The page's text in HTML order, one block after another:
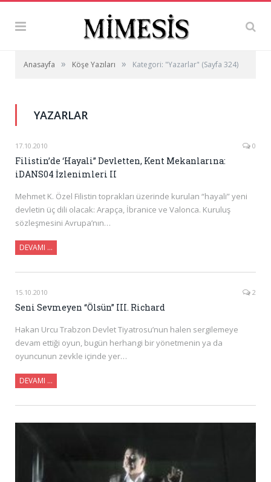
Anasayfa » Köşe Yazıları » Kategori: "Yazarlar" (Sayfa 324)
YAZARLAR
17.10.2010 0
Filistin’de ‘Hayali” Devletten, Kent Mekanlarına:
iDANS04 İzlenimleri II
Mehmet K. Özel Filistin toprakları üzerinde kurulan “hayali” yeni
devletin üç dili olacak: Arapça, İbranice ve Valonca. Kuruluş
sözleşmesini Avrupa’nın…
DEVAMI …
15.10.2010 2
Seni Sevmeyen “Ölsün” III. Richard
Hakan Urcu Trabzon Devlet Tiyatrosu’nun halen sergilemeye
devam ettiği oyun, bugün herhangi bir yönetmenin ya da
oyuncunun zevkle içinde yer…
DEVAMI …